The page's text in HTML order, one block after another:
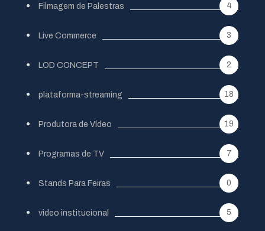
Filmagem de Palestras 4
Live Commerce 3
LOD CONCEPT 2
plataforma-streaming 18
Produtora de Vídeo 19
Programas de TV 7
Stands Para Feiras 0
video institucional 5